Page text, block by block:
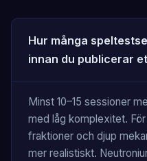
Hur många
innan du publicerar
Minst 10–15 sessioner
med låg komplexitet.
fraktioner och djup
mer realistiskt.